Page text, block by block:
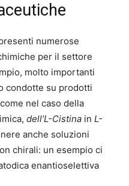
numerose
per il settore
molto importanti
condotte su prodotti
nel caso della
dell’L-Cistina in L-
anche soluzioni
chirali: un esempio ci
enantioselettiva